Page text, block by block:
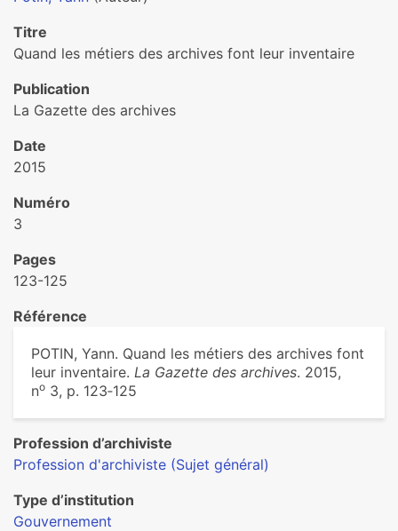
Titre
Quand les métiers des archives font leur inventaire
Publication
La Gazette des archives
Date
2015
Numéro
3
Pages
123-125
Référence
POTIN, Yann. Quand les métiers des archives font
leur inventaire. La Gazette des archives. 2015,
no 3, p. 123‑125
Profession d’archiviste
Profession d'archiviste (Sujet général)
Type d’institution
Gouvernement